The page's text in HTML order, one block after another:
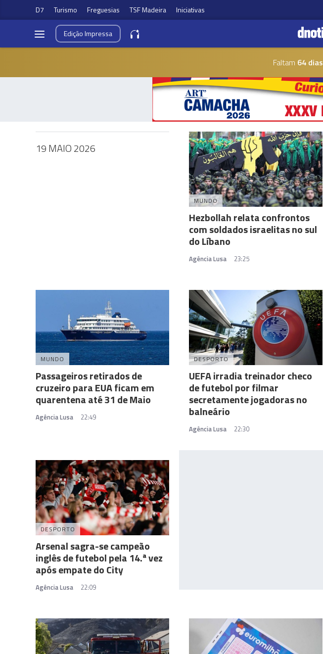
D7 Turismo Freguesias TSF Madeira Iniciativas
EdiçãoImpressa
Faltam 64 dias
19 MAIO 2026
MUNDO
Hezbollah relata confrontos
com soldados israelitas no sul
do Líbano
Agência Lusa 23:25
MUNDO
Passageiros retirados de
cruzeiro para EUA ficam em
quarentena até 31 de Maio
Agência Lusa 22:49
DESPORTO
UEFA irradia treinador checo
de futebol por filmar
secretamente jogadoras no
balneário
Agência Lusa 22:30
DESPORTO
Arsenal sagra-se campeão
inglês de futebol pela 14.ª vez
após empate do City
Agência Lusa 22:09